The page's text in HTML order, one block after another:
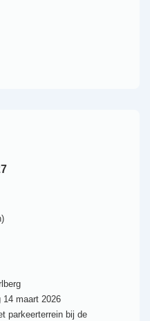
14 maart 2026
parkeerterrein bij de